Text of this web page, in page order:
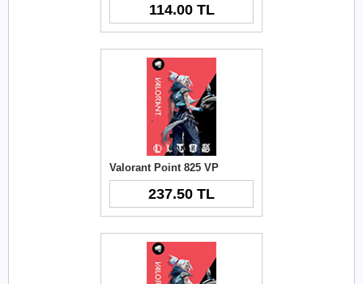
114.00 TL
Valorant Point 825 VP
237.50 TL